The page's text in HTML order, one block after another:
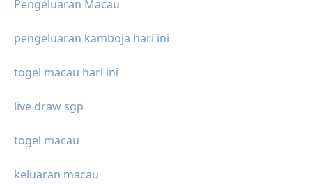
Pengeluaran Macau
pengeluaran kamboja hari ini
togel macau hari ini
live draw sgp
togel macau
keluaran macau